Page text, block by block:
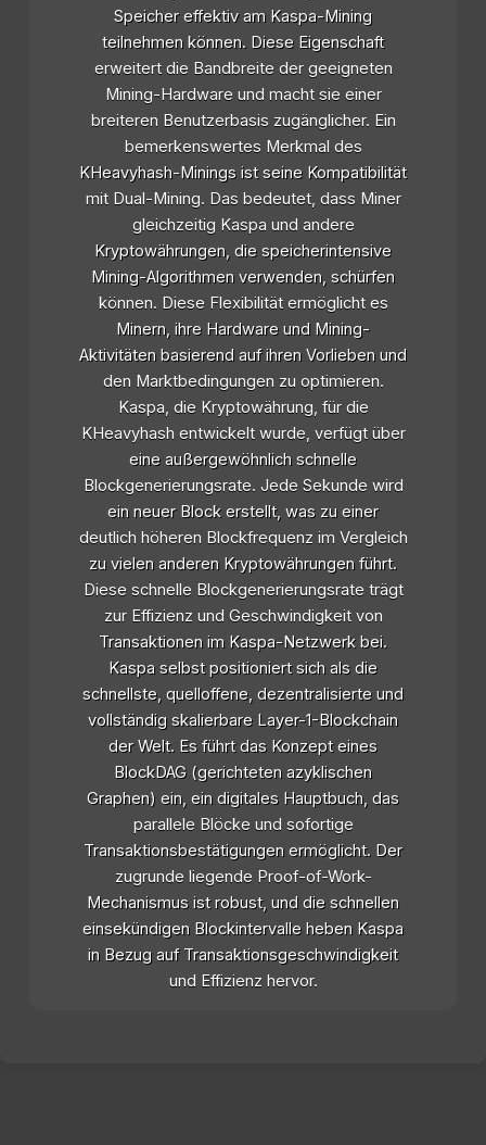
Speicher effektiv am Kaspa-Mining
teilnehmen können. Diese Eigenschaft
erweitert die Bandbreite der geeigneten
Mining-Hardware und macht sie einer
breiteren Benutzerbasis zugänglicher. Ein
bemerkenswertes Merkmal des
KHeavyhash-Minings ist seine Kompatibilität
mit Dual-Mining. Das bedeutet, dass Miner
gleichzeitig Kaspa und andere
Kryptowährungen, die speicherintensive
Mining-Algorithmen verwenden, schürfen
können. Diese Flexibilität ermöglicht es
Minern, ihre Hardware und Mining-
Aktivitäten basierend auf ihren Vorlieben und
den Marktbedingungen zu optimieren.
Kaspa, die Kryptowährung, für die
KHeavyhash entwickelt wurde, verfügt über
eine außergewöhnlich schnelle
Blockgenerierungsrate. Jede Sekunde wird
ein neuer Block erstellt, was zu einer
deutlich höheren Blockfrequenz im Vergleich
zu vielen anderen Kryptowährungen führt.
Diese schnelle Blockgenerierungsrate trägt
zur Effizienz und Geschwindigkeit von
Transaktionen im Kaspa-Netzwerk bei.
Kaspa selbst positioniert sich als die
schnellste, quelloffene, dezentralisierte und
vollständig skalierbare Layer-1-Blockchain
der Welt. Es führt das Konzept eines
BlockDAG (gerichteten azyklischen
Graphen) ein, ein digitales Hauptbuch, das
parallele Blöcke und sofortige
Transaktionsbestätigungen ermöglicht. Der
zugrunde liegende Proof-of-Work-
Mechanismus ist robust, und die schnellen
einsekündigen Blockintervalle heben Kaspa
in Bezug auf Transaktionsgeschwindigkeit
und Effizienz hervor.